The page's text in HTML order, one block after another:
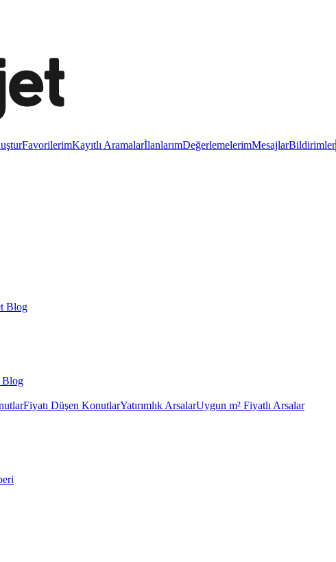
FavorilerimKayıtlı AramalarİlanlarımDeğerlemelerimMesajlarBildirimler
Blog
Blog
Fiyatı Düşen KonutlarYatırımlık ArsalarUygun m² Fiyatlı Arsalar